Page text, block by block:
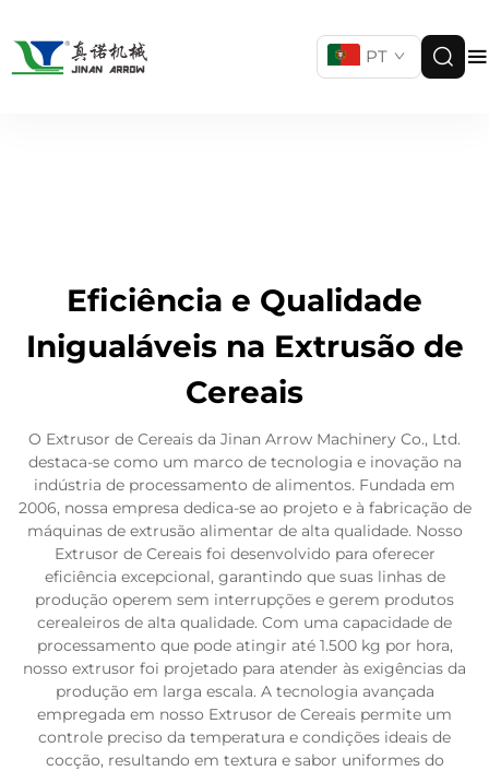
PT
Eficiência e Qualidade
Inigualáveis na Extrusão de
Cereais
O Extrusor de Cereais da Jinan Arrow Machinery Co., Ltd.
destaca-se como um marco de tecnologia e inovação na
indústria de processamento de alimentos. Fundada em
2006, nossa empresa dedica-se ao projeto e à fabricação de
máquinas de extrusão alimentar de alta qualidade. Nosso
Extrusor de Cereais foi desenvolvido para oferecer
eficiência excepcional, garantindo que suas linhas de
produção operem sem interrupções e gerem produtos
cerealeiros de alta qualidade. Com uma capacidade de
processamento que pode atingir até 1.500 kg por hora,
nosso extrusor foi projetado para atender às exigências da
produção em larga escala. A tecnologia avançada
empregada em nosso Extrusor de Cereais permite um
controle preciso da temperatura e condições ideais de
cocção, resultando em textura e sabor uniformes do